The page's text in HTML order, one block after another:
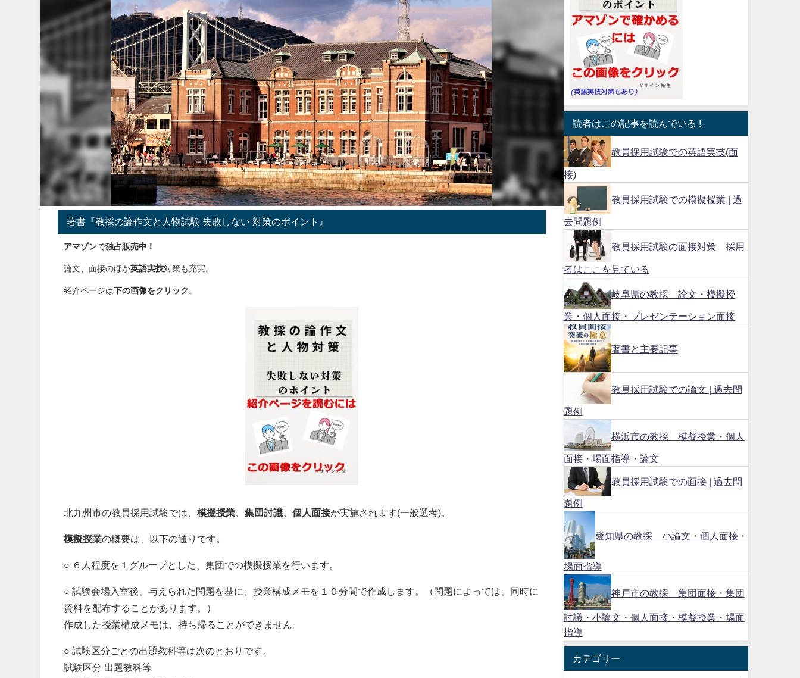
著書『教採の論作文と人物試験 失敗しない 対策のポイント』
アマゾンで独占販売中 !
論文、面接のほか英語実技対策も充実。
紹介ページは下の画像をクリック 。
北九州市の教員採用試験では、模擬授業 、集団討議、個人面接が実施されます(一般選考)。
模擬授業の概要は、以下の通りです。
○ ６人程度を１グループとした、集団での模擬授業を行います。
○ 試験会場入室後、与えられた問題を基に、授業構成メモを１０分間で作成します。（問題によっては、同時に
資料を配布することがあります。）
作成した授業構成メモは、持ち帰ることができません。
○ 試験区分ごとの出題教科等は次のとおりです。
試験区分 出題教科等
読者はこの記事を読んでいる !
教員採用試験での英語実技(面
接)
教員採用試験での模擬授業 | 過
去問題例
教員採用試験の面接対策 採用
者はここを見ている
岐阜県の教採 論文・模擬授
業・個人面接・プレゼンテーション面接
著書と主要記事
教員採用試験での論文 | 過去問
題例
横浜市の教採 模擬授業・個人
面接・場面指導・論文
教員採用試験での面接 | 過去問
題例
愛知県の教採 小論文・個人面接・
場面指導
神戸市の教採 集団面接・集団
討議・小論文・個人面接・模擬授業・場面
指導
カテゴリー